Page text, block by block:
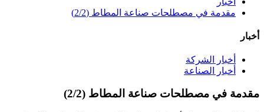
مقدمة في مصطلحات صناعة المطاط (2/2)
أخبار
أخبار الشركة
أخبار الصناعة
مقدمة في مصطلحات صناعة المطاط (2/2)